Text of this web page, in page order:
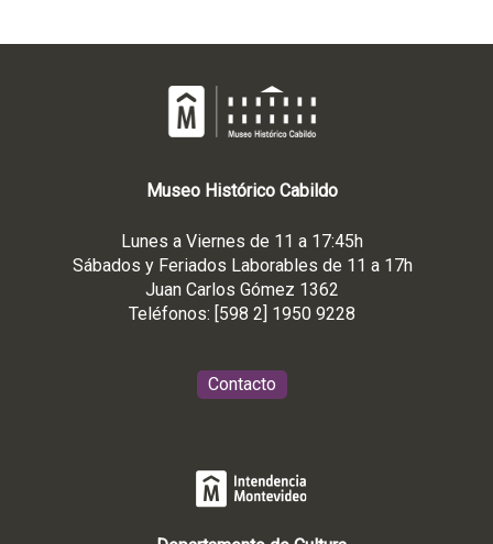
Museo Histórico Cabildo
Lunes a Viernes de 11 a 17:45h
Sábados y Feriados Laborables de 11 a 17h
Juan Carlos Gómez 1362
Teléfonos: [598 2] 1950 9228
Contacto